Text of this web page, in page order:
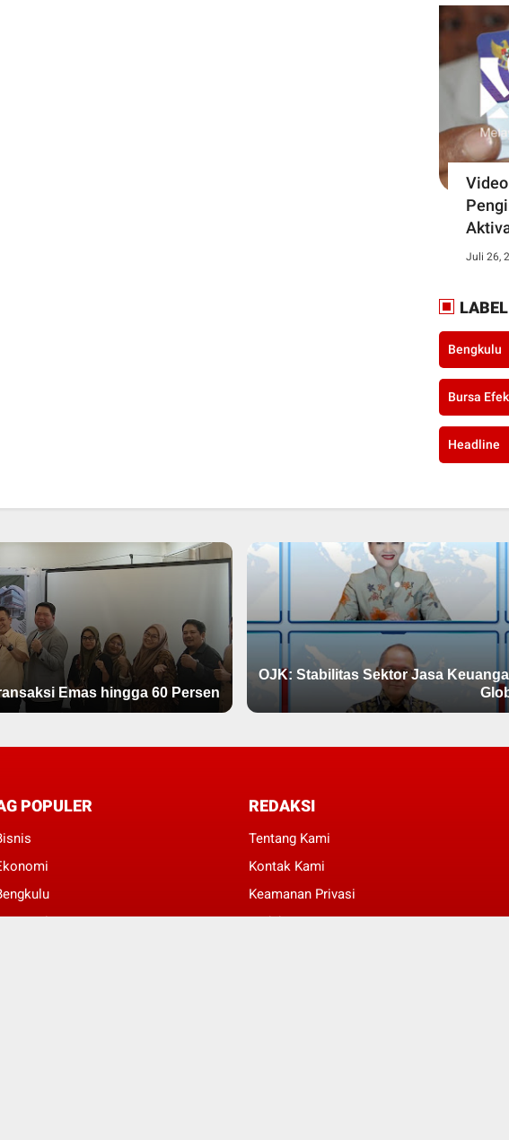
Juli 26,
LABEL
Bengkulu
Bursa
Headline
Emas hingga 60 Persen
OJK: Stabilitas Sektor Jasa
POPULER REDAKSI
Tentang Kami
Kontak Kami
Keamanan Privasi
Redaksi